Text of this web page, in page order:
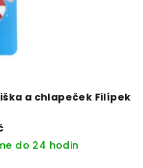
a chlapeček Filípek
do 24 hodin